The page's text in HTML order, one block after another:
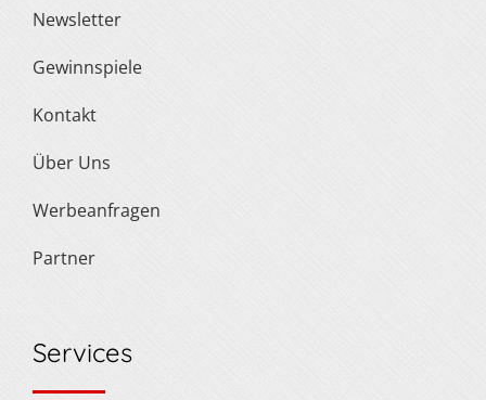
Newsletter
Gewinnspiele
Kontakt
Über Uns
Werbeanfragen
Partner
Services